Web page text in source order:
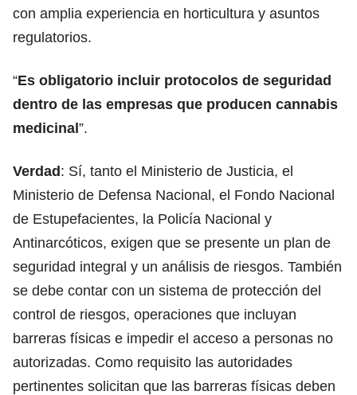
con amplia experiencia en horticultura y asuntos
regulatorios.
“Es obligatorio incluir protocolos de seguridad
dentro de las empresas que producen cannabis
medicinal”.
Verdad: Sí, tanto el Ministerio de Justicia, el
Ministerio de Defensa Nacional, el Fondo Nacional
de Estupefacientes, la Policía Nacional y
Antinarcóticos, exigen que se presente un plan de
seguridad integral y un análisis de riesgos. También
se debe contar con un sistema de protección del
control de riesgos, operaciones que incluyan
barreras físicas e impedir el acceso a personas no
autorizadas. Como requisito las autoridades
pertinentes solicitan que las barreras físicas deben